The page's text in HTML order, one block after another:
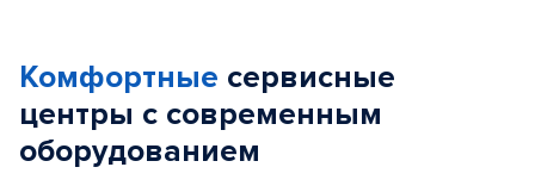
Комфортные сервисные
центры с современным
оборудованием